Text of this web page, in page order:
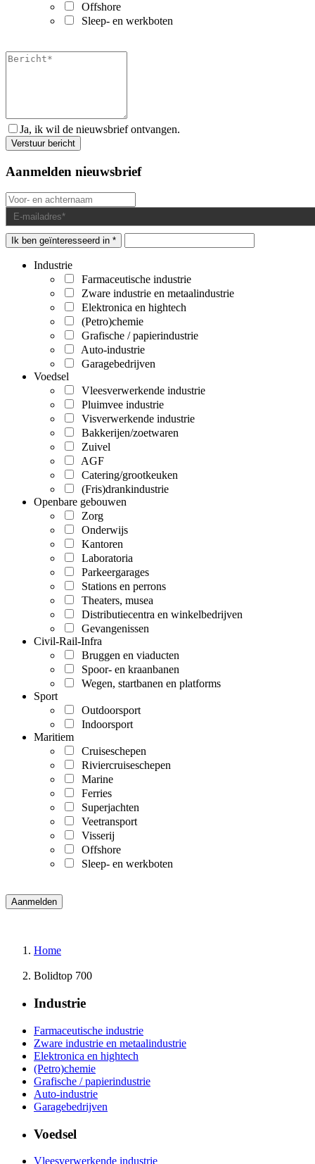
Offshore
Sleep- en werkboten
Ja, ik wil de nieuwsbrief ontvangen.
Aanmelden nieuwsbrief
Ik ben geïnteresseerd in *
Industrie
Farmaceutische industrie
Zware industrie en metaalindustrie
Elektronica en hightech
(Petro)chemie
Grafische / papierindustrie
Auto-industrie
Garagebedrijven
Voedsel
Vleesverwerkende industrie
Pluimvee industrie
Visverwerkende industrie
Bakkerijen/zoetwaren
Zuivel
AGF
Catering/grootkeuken
(Fris)drankindustrie
Openbare gebouwen
Zorg
Onderwijs
Kantoren
Laboratoria
Parkeergarages
Stations en perrons
Theaters, musea
Distributiecentra en winkelbedrijven
Gevangenissen
Civil-Rail-Infra
Bruggen en viaducten
Spoor- en kraanbanen
Wegen, startbanen en platforms
Sport
Outdoorsport
Indoorsport
Maritiem
Cruiseschepen
Riviercruiseschepen
Marine
Ferries
Superjachten
Veetransport
Visserij
Offshore
Sleep- en werkboten
Home
Bolidtop 700
Industrie
Farmaceutische industrie
Zware industrie en metaalindustrie
Elektronica en hightech
(Petro)chemie
Grafische / papierindustrie
Auto-industrie
Garagebedrijven
Voedsel
Vleesverwerkende industrie